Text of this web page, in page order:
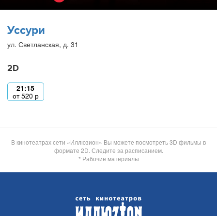
Уссури
ул. Светланская, д. 31
2D
21:15
от520 р
В кинотеатрах сети «Иллюзион» Вы можете посмотреть 3D фильмы в
формате 2D. Следите за расписанием.
* Рабочие материалы